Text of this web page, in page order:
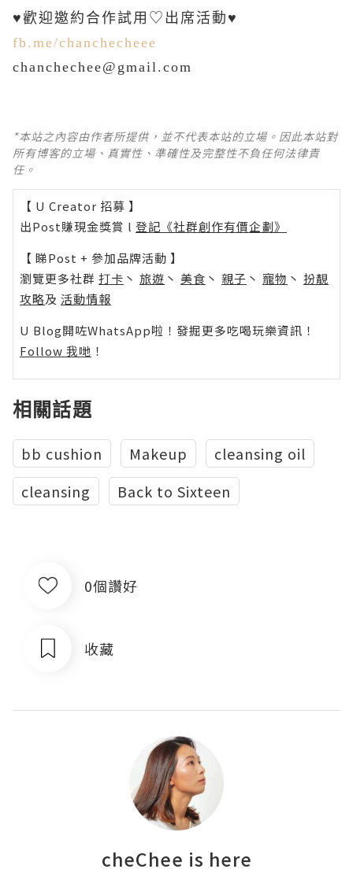
♥歡迎邀約合作試用♡出席活動♥
fb.me/chanchecheee
chanchechee@gmail.com
*本站之內容由作者所提供，並不代表本站的立場。因此本站對
所有博客的立場、真實性、準確性及完整性不負任何法律責
任。
【 U Creator 招募 】
出Post賺現金獎賞 l 登記《社群創作有價企劃》
【 睇Post + 參加品牌活動 】
瀏覽更多社群 打卡 丶 旅遊 丶 美食 丶 親子 丶 寵物 丶 扮靚
攻略及 活動情報
U Blog開咗WhatsApp啦！發掘更多吃喝玩樂資訊！
Follow 我哋 ！
相關話題
bb cushion Makeup
cleansing oil
cleansing
Back to Sixteen
0個讚好
收藏
cheChee is here